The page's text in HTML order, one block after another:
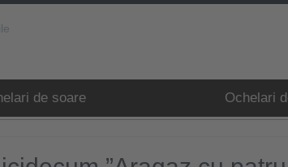
de soare Ochelari